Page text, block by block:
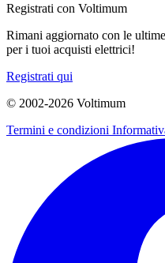
Registrati con Voltimum
Rimani aggiornato con le
per i tuoi acquisti elettrici!
Registrati qui
© 2002-2026 Voltimum
Termini e condizioni